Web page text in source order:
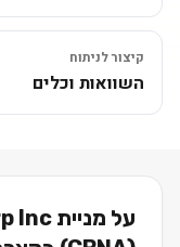
קיצור לניתוח
השוואות וכלים
על מניית Inc